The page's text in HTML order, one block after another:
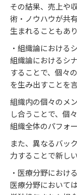
その結果、売上や
術・ノウハウが共
生まれることもあり
・組織論における
組織論におけるシ
することで、個々
を生み出すことを言
組織内の個々のメ
し合うことで、個
組織全体のパフォ
また、異なるバッ
力することで新し
・医療分野におけ
医療分野において